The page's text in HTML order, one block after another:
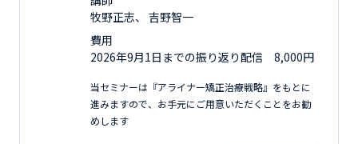
牧野正志、 吉野智一
費用
2026年9月1日までの振り返り配信 8,000円
当セミナーは『アライナー矯正治療戦略』をもとに
進みますので、お手元にご用意いただくことをお勧
めします